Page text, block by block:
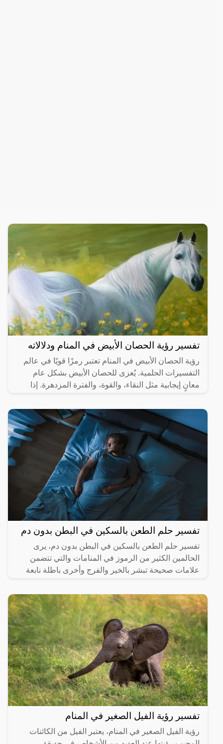
تفسير رؤية الحصان الأبيض في المنام ودلالاته
رؤية الحصان الأبيض في المنام تعتبر رمزًا قويًا في عالم
التفسيرات الحلمية. يُعزى للحصان الأبيض بشكل عام
معانٍ إيجابية مثل النقاء، والقوة، والفترة المزدهرة. إذا
تفسير حلم الطعن بالسكين في البطن بدون دم
تفسير حلم الطعن بالسكين في البطن بدون دم، يرى
الحالمين الكثير من الرموز في المنامات والتي تتضمن
علامات صحيحة تبشر بالخير والفرج وأخرى باطلة نابعة
تفسير رؤية الفيل الصغير في المنام
رؤية الفيل الصغير في المنام، يعتبر الفيل من الكائنات